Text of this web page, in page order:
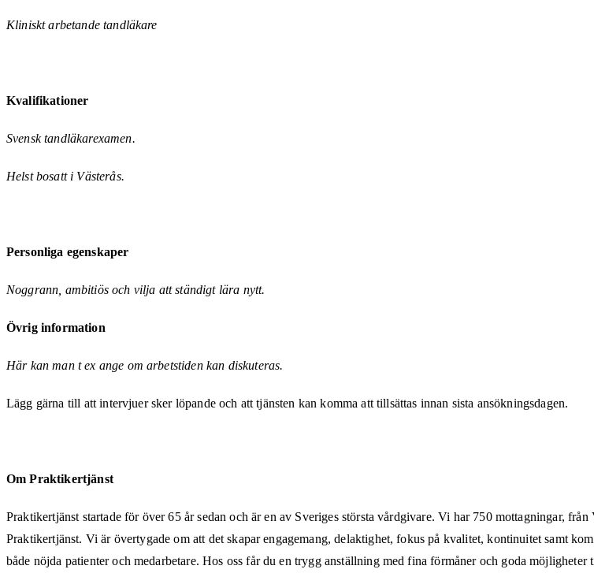
Kliniskt arbetande tandläkare
Kvalifikationer
Svensk tandläkarexamen.
Helst bosatt i Västerås.
Personliga egenskaper
Noggrann, ambitiös och vilja att ständigt lära nytt.
Övrig information
Här kan man t ex ange om arbetstiden kan diskuteras.
Lägg gärna till att intervjuer sker löpande och att tjänsten kan komma att tillsättas innan sista ansökningsdagen.
Om Praktikertjänst
Praktikertjänst startade för över 65 år sedan och är en av Sveriges största vårdgivare. Vi har 750 mottagningar,
Praktikertjänst. Vi är övertygade om att det skapar engagemang, delaktighet, fokus på kvalitet, kontinuitet samt
både nöjda patienter och medarbetare. Hos oss får du en trygg anställning med fina förmåner och goda